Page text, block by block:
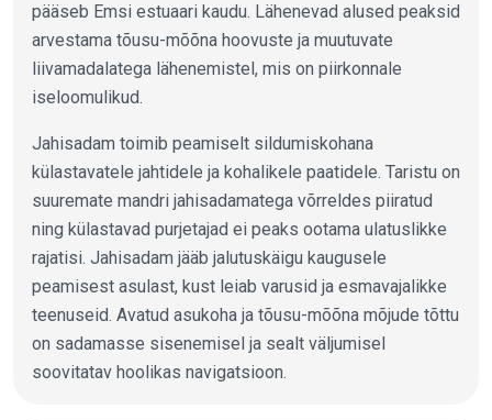
pääseb Emsi estuaari kaudu. Lähenevad alused peaksid
arvestama tõusu-mõõna hoovuste ja muutuvate
liivamadalatega lähenemistel, mis on piirkonnale
iseloomulikud.
Jahisadam toimib peamiselt sildumiskohana
külastavatele jahtidele ja kohalikele paatidele. Taristu on
suuremate mandri jahisadamatega võrreldes piiratud
ning külastavad purjetajad ei peaks ootama ulatuslikke
rajatisi. Jahisadam jääb jalutuskäigu kaugusele
peamisest asulast, kust leiab varusid ja esmavajalikke
teenuseid. Avatud asukoha ja tõusu-mõõna mõjude tõttu
on sadamasse sisenemisel ja sealt väljumisel
soovitatav hoolikas navigatsioon.